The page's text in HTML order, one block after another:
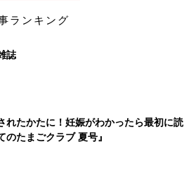
ランキング
誌
れたかたに！妊娠がわかったら最初に読
のたまごクラブ 夏号』